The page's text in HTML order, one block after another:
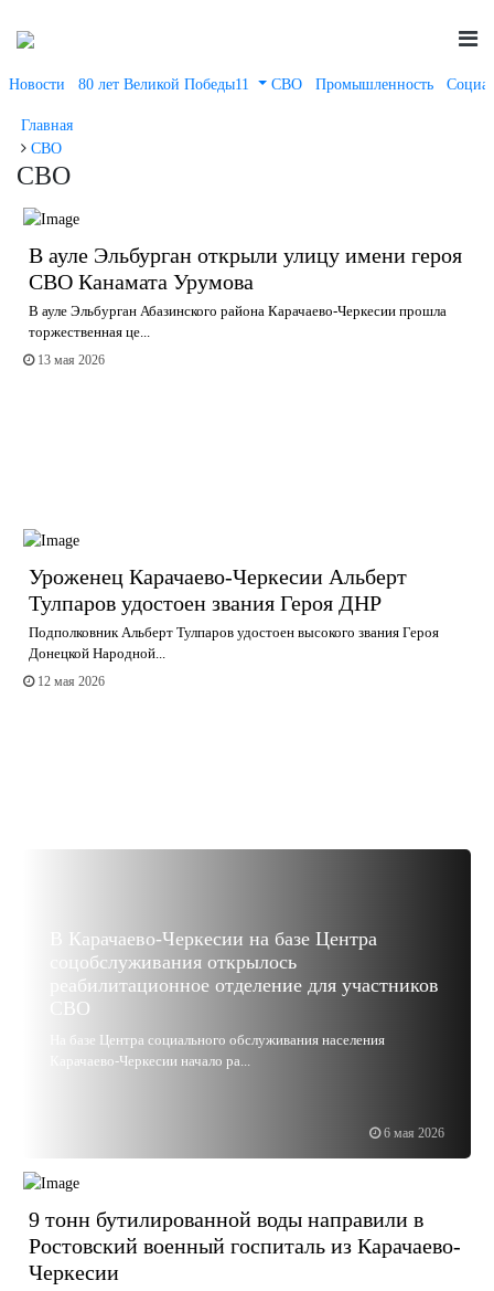
Новости 80 лет Великой Победы11 СВО Промышленность
Главная
СВО
СВО
В ауле Эльбурган открыли улицу имени героя
СВО Канамата Урумова
В ауле Эльбурган Абазинского района Карачаево-Черкесии прошла
торжественная це...
13 мая 2026
Уроженец Карачаево-Черкесии Альберт
Тулпаров удостоен звания Героя ДНР
Подполковник Альберт Тулпаров удостоен высокого звания Героя
Донецкой Народной...
12 мая 2026
6 мая 2026
В Карачаево-Черкесии на базе Центра
соцобслуживания открылось
реабилитационное отделение для участников
СВО
На базе Центра социального обслуживания населения
Карачаево-Черкесии начало ра...
9 тонн бутилированной воды направили в
Ростовский военный госпиталь из Карачаево-
Черкесии